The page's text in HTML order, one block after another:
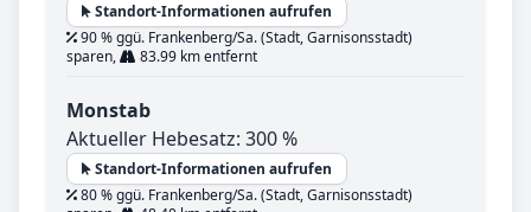
Standort-Informationen aufrufen
90 % ggü. Frankenberg/Sa. (Stadt, Garnisonsstadt)
sparen,
83.99 km entfernt
Monstab
Aktueller Hebesatz: 300 %
Standort-Informationen aufrufen
80 % ggü. Frankenberg/Sa. (Stadt, Garnisonsstadt)